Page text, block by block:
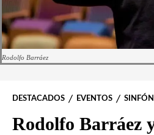
Rodolfo Barráez
DESTACADOS EVENTOS
Rodolfo Barráez